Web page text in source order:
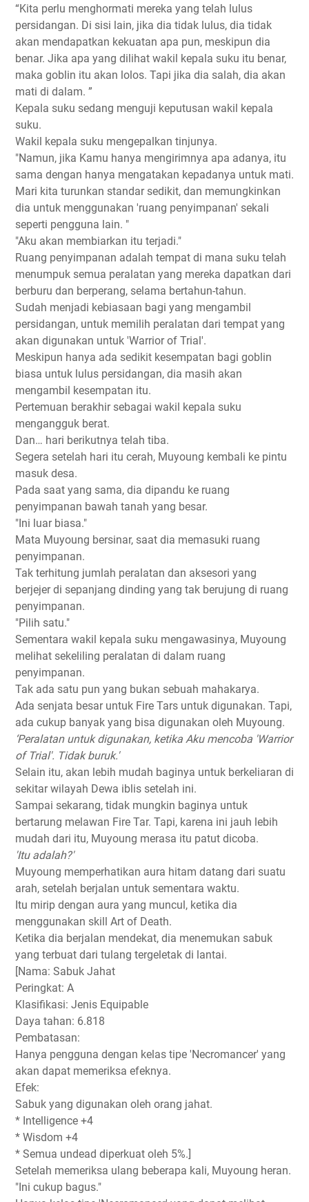
“Kita perlu menghormati mereka yang telah lulus
persidangan. Di sisi lain, jika dia tidak lulus, dia tidak
akan mendapatkan kekuatan apa pun, meskipun dia
benar. Jika apa yang dilihat wakil kepala suku itu benar,
maka goblin itu akan lolos. Tapi jika dia salah, dia akan
mati di dalam. ”
Kepala suku sedang menguji keputusan wakil kepala
suku.
Wakil kepala suku mengepalkan tinjunya.
"Namun, jika Kamu hanya mengirimnya apa adanya, itu
sama dengan hanya mengatakan kepadanya untuk mati.
Mari kita turunkan standar sedikit, dan memungkinkan
dia untuk menggunakan 'ruang penyimpanan' sekali
seperti pengguna lain. "
"Aku akan membiarkan itu terjadi."
Ruang penyimpanan adalah tempat di mana suku telah
menumpuk semua peralatan yang mereka dapatkan dari
berburu dan berperang, selama bertahun-tahun.
Sudah menjadi kebiasaan bagi yang mengambil
persidangan, untuk memilih peralatan dari tempat yang
akan digunakan untuk 'Warrior of Trial'.
Meskipun hanya ada sedikit kesempatan bagi goblin
biasa untuk lulus persidangan, dia masih akan
mengambil kesempatan itu.
Pertemuan berakhir sebagai wakil kepala suku
mengangguk berat.
Dan… hari berikutnya telah tiba.
Segera setelah hari itu cerah, Muyoung kembali ke pintu
masuk desa.
Pada saat yang sama, dia dipandu ke ruang
penyimpanan bawah tanah yang besar.
"Ini luar biasa."
Mata Muyoung bersinar, saat dia memasuki ruang
penyimpanan.
Tak terhitung jumlah peralatan dan aksesori yang
berjejer di sepanjang dinding yang tak berujung di ruang
penyimpanan.
"Pilih satu."
Sementara wakil kepala suku mengawasinya, Muyoung
melihat sekeliling peralatan di dalam ruang
penyimpanan.
Tak ada satu pun yang bukan sebuah mahakarya.
Ada senjata besar untuk Fire Tars untuk digunakan. Tapi,
ada cukup banyak yang bisa digunakan oleh Muyoung.
‘Peralatan untuk digunakan, ketika Aku mencoba 'Warrior
of Trial'. Tidak buruk.'
Selain itu, akan lebih mudah baginya untuk berkeliaran di
sekitar wilayah Dewa iblis setelah ini.
Sampai sekarang, tidak mungkin baginya untuk
bertarung melawan Fire Tar. Tapi, karena ini jauh lebih
mudah dari itu, Muyoung merasa itu patut dicoba.
'Itu adalah?'
Muyoung memperhatikan aura hitam datang dari suatu
arah, setelah berjalan untuk sementara waktu.
Itu mirip dengan aura yang muncul, ketika dia
menggunakan skill Art of Death.
Ketika dia berjalan mendekat, dia menemukan sabuk
yang terbuat dari tulang tergeletak di lantai.
[Nama: Sabuk Jahat
Peringkat: A
Klasifikasi: Jenis Equipable
Daya tahan: 6.818
Pembatasan:
Hanya pengguna dengan kelas tipe 'Necromancer' yang
akan dapat memeriksa efeknya.
Efek:
Sabuk yang digunakan oleh orang jahat.
* Intelligence +4
* Wisdom +4
* Semua undead diperkuat oleh 5%.]
Setelah memeriksa ulang beberapa kali, Muyoung heran.
"Ini cukup bagus."